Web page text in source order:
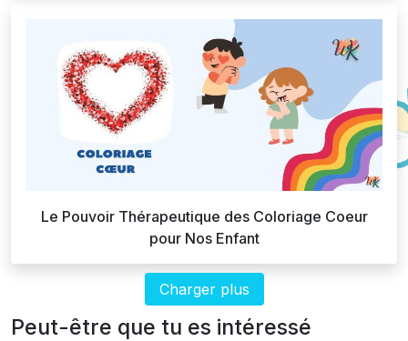
Le Pouvoir Thérapeutique des Coloriage Coeur
pour Nos Enfant
Charger plus
Peut-être que tu es intéressé